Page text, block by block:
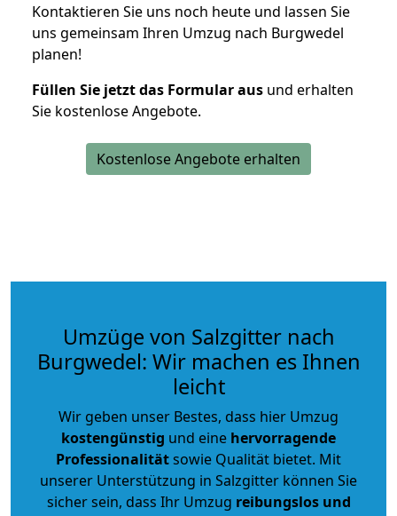
Kontaktieren Sie uns noch heute und lassen Sie
uns gemeinsam Ihren Umzug nach Burgwedel
planen!
Füllen Sie jetzt das Formular aus und erhalten
Sie kostenlose Angebote.
Kostenlose Angebote erhalten
Umzüge von Salzgitter nach
Burgwedel: Wir machen es Ihnen
leicht
Wir geben unser Bestes, dass hier Umzug
kostengünstig und eine hervorragende
Professionalitätsowie Qualität bietet. Mit
unserer Unterstützung in Salzgitter können Sie
sicher sein, dass Ihr Umzug reibungslos und